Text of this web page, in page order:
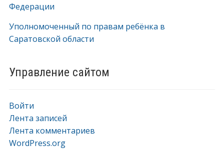
Федерации
Уполномоченный по правам ребёнка в
Саратовской области
Управление сайтом
Войти
Лента записей
Лента комментариев
WordPress.org